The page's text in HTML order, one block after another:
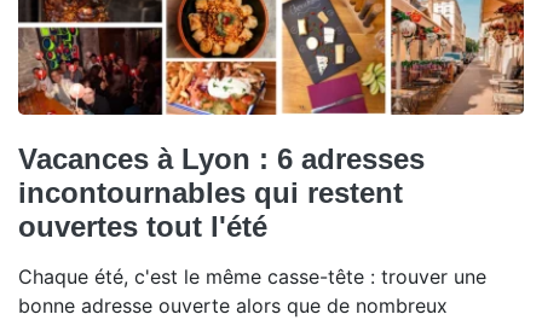
Vacances à Lyon : 6 adresses
incontournables qui restent
ouvertes tout l'été
Chaque été, c'est le même casse-tête : trouver une
bonne adresse ouverte alors que de nombreux